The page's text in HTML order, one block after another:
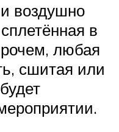
воздушно
в
любая
сшитая или